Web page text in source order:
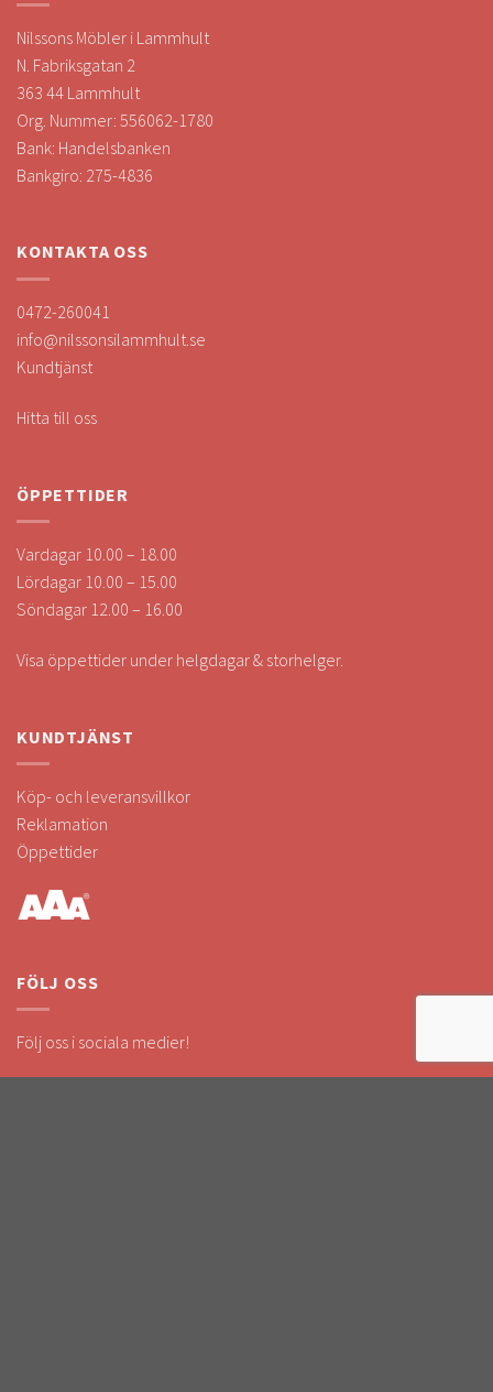
Nilssons Möbler i Lammhult
N. Fabriksgatan 2
363 44 Lammhult
Org. Nummer: 556062-1780
Bank: Handelsbanken
Bankgiro: 275-4836
KONTAKTA OSS
0472-260041
info@nilssonsilammhult.se
Kundtjänst
Hitta till oss
ÖPPETTIDER
Vardagar 10.00 – 18.00
Lördagar 10.00 – 15.00
Söndagar 12.00 – 16.00
Visa öppettider under helgdagar & storhelger.
KUNDTJÄNST
Köp- och leveransvillkor
Reklamation
Öppettider
FÖLJ OSS
Följ oss i sociala medier!